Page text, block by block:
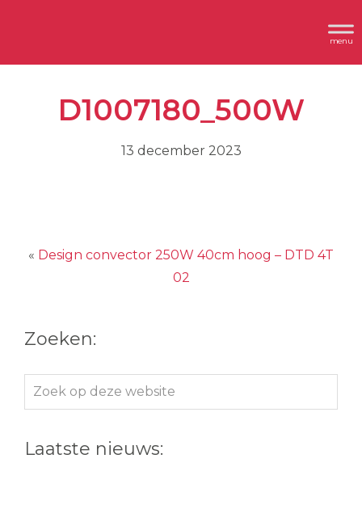
inhoud
Header
Rechts
D1007180_500W
13 december 2023
« Design convector 250W 40cm hoog – DTD 4T
02
Zoeken:
Zoek
op
website
Laatste nieuws: